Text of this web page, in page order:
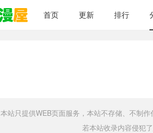
首页 更新 排行
本站只提供WEB页面服务，本站不存储、不制
若本站收录内容侵犯